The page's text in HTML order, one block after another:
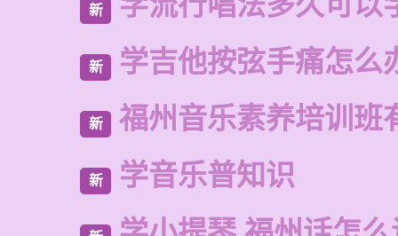
新
新 学吉他按弦手痛怎么
新 福州音乐素养培训班
新 学音乐普知识